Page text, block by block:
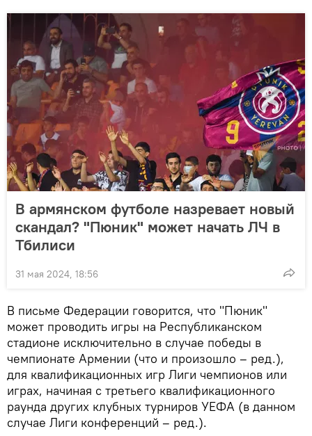
В армянском футболе назревает новый
скандал? "Пюник" может начать ЛЧ в
Тбилиси
31 мая 2024, 18:56
В письме Федерации говорится, что "Пюник"
может проводить игры на Республиканском
стадионе исключительно в случае победы в
чемпионате Армении (что и произошло – ред.),
для квалификационных игр Лиги чемпионов или
играх, начиная с третьего квалификационного
раунда других клубных турниров УЕФА (в данном
случае Лиги конференций – ред.).